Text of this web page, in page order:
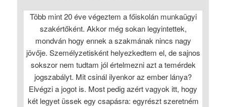
Több mint 20 éve végeztem a főiskolán munkaügyi
szakértőként. Akkor még sokan legyintettek,
mondván hogy ennek a szakmának nincs nagy
jövője. Személyzetisként helyezkedtem el, de sajnos
sokszor nem tudtam jól értelmezni azt a temérdek
jogszabályt. Mit csinál ilyenkor az ember lánya?
Elvégzi a jogot is. Most pedig azért vagyok itt, hogy
két legyet üssek egy csapásra: egyrészt szeretném